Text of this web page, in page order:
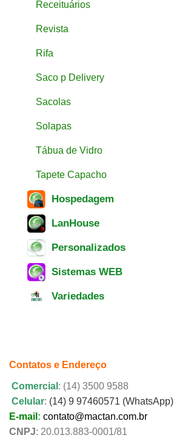
Receituários
Revista
Rifa
Saco p Delivery
Sacolas
Solapas
Tábua de Vidro
Tapete Capacho
Hospedagem
LanHouse
Personalizados
Sistemas WEB
Variedades
Contatos e Endereço
Comercial : (14) 3500 9588
Celular: (14) 9 97460571 (WhatsApp)
E-mail : contato@mactan.com.br
CNPJ: 20.013.883-0001/81